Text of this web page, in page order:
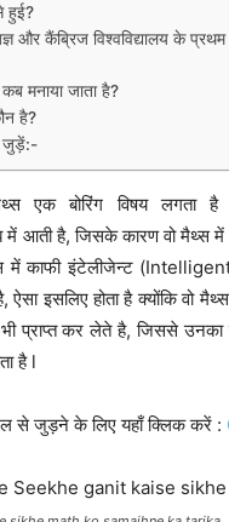
हुई?
और कैंब्रिज विश्वविद्यालय के प्रथम
मनाया जाता है?
है?
जुड़ें:-
एक बोरिंग विषय लगता है
आती है, जिसके कारण वो मैथ्स में
में काफी इंटेलीजेन्ट
ऐसा इसलिए होता है क्योंकि वो
प्राप्त कर लेते है, जिससे उनका
है l
से जुड़ने के लिए यहाँ क्लिक करें :